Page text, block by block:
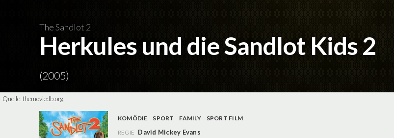
The Sandlot 2
Herkules und die Sandlot Kids 2
(2005)
Quelle:themoviedb.org
KOMÖDIE SPORT FAMILY
SPORT FILM
REGIE David Mickey Evans